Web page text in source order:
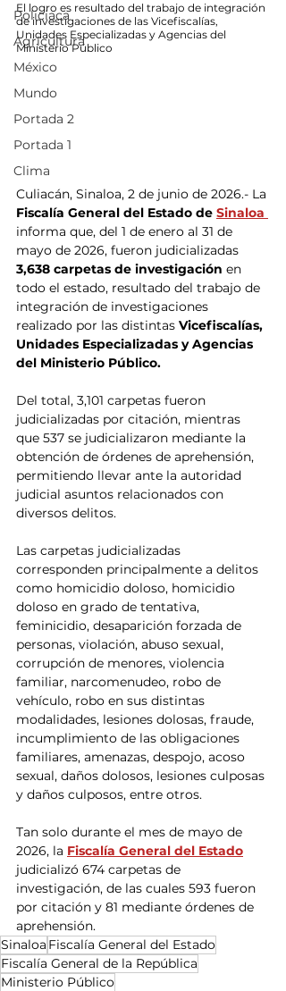
Policiaca
Agricultura
México
Mundo
Portada 2
Portada 1
Clima
El logro es resultado del trabajo de integración
de investigaciones de las Vicefiscalías,
Unidades Especializadas y Agencias del
Ministerio Público
Culiacán, Sinaloa, 2 de junio de 2026.- La
Fiscalía General del Estado de Sinaloa
informa que, del 1 de enero al 31 de
mayo de 2026, fueron judicializadas
3,638 carpetas de investigación en
todo el estado, resultado del trabajo de
integración de investigaciones
realizado por las distintas Vicefiscalías,
Unidades Especializadas y Agencias
del Ministerio Público.
Del total, 3,101 carpetas fueron
judicializadas por citación, mientras
que 537 se judicializaron mediante la
obtención de órdenes de aprehensión,
permitiendo llevar ante la autoridad
judicial asuntos relacionados con
diversos delitos.
Las carpetas judicializadas
corresponden principalmente a delitos
como homicidio doloso, homicidio
doloso en grado de tentativa,
feminicidio, desaparición forzada de
personas, violación, abuso sexual,
corrupción de menores, violencia
familiar, narcomenudeo, robo de
vehículo, robo en sus distintas
modalidades, lesiones dolosas, fraude,
incumplimiento de las obligaciones
familiares, amenazas, despojo, acoso
sexual, daños dolosos, lesiones culposas
y daños culposos, entre otros.
Tan solo durante el mes de mayo de
2026, la Fiscalía General del Estado
judicializó 674 carpetas de
investigación, de las cuales 593 fueron
por citación y 81 mediante órdenes de
aprehensión.
Sinaloa Fiscalía General del Estado
Fiscalía General de la República
Ministerio Público